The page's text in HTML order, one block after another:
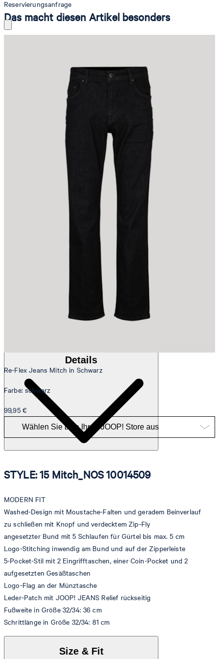
Reservierungsanfrage
Re-Flex Jeans Mitch in Schwarz
Farbe: schwarz
99,95 €
Das macht diesen Artikel besonders
Piece. Ein softer Baumwoll-Mix im lässigen MODERN FIT prägt das
klassische 5-Pocket-Design und verleiht angenehmen Komfort.
Used-Waschung und dezent platzierte Logo-Details runden das
Details
STYLE: 15 Mitch_NOS 10014509
MODERN FIT
Washed-Design mit Moustache-Falten und geradem Beinverlauf
zu schließen mit Knopf und verdecktem Zip-Fly
angesetzter Bund mit 5 Schlaufen für Gürtel bis max. 5 cm
Logo-Stitching inwendig am Bund und auf der Zipperleiste
5-Pocket-Stil mit 2 Eingrifftaschen, einer Coin-Pocket und 2
aufgesetzten Gesäßtaschen
Logo-Flag an der Münztasche
Leder-Patch mit JOOP! JEANS Relief rückseitig
Fußweite in Größe 32/34: 36 cm
Schrittlänge in Größe 32/34: 81 cm
Size & Fit